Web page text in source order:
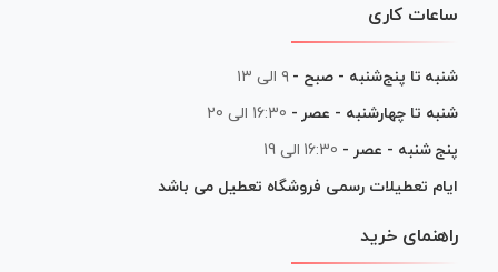
ساعات کاری
شنبه تا پنج‌شنبه - صبح - ۹ الی ۱۳
شنبه تا چهارشنبه - عصر - 16:30 الی 20
پنج شنبه - عصر - 16:30 الی 19
ایام تعطیلات رسمی فروشگاه تعطیل می باشد
راهنمای خرید